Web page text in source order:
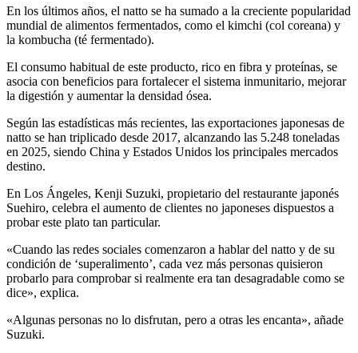
En los últimos años, el natto se ha sumado a la creciente popularidad
mundial de alimentos fermentados, como el kimchi (col coreana) y
la kombucha (té fermentado).
El consumo habitual de este producto, rico en fibra y proteínas, se
asocia con beneficios para fortalecer el sistema inmunitario, mejorar
la digestión y aumentar la densidad ósea.
Según las estadísticas más recientes, las exportaciones japonesas de
natto se han triplicado desde 2017, alcanzando las 5.248 toneladas
en 2025, siendo China y Estados Unidos los principales mercados
destino.
En Los Ángeles, Kenji Suzuki, propietario del restaurante japonés
Suehiro, celebra el aumento de clientes no japoneses dispuestos a
probar este plato tan particular.
«Cuando las redes sociales comenzaron a hablar del natto y de su
condición de ‘superalimento’, cada vez más personas quisieron
probarlo para comprobar si realmente era tan desagradable como se
dice», explica.
«Algunas personas no lo disfrutan, pero a otras les encanta», añade
Suzuki.